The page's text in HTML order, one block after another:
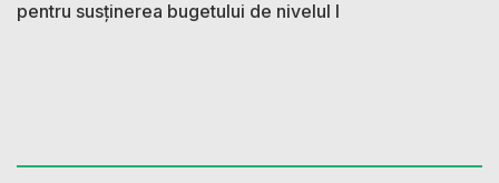
pentru susținerea bugetului de nivelul I